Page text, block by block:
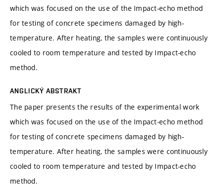
which was focused on the use of the Impact-echo method
for testing of concrete specimens damaged by high-
temperature. After heating, the samples were continuously
cooled to room temperature and tested by Impact-echo
method.
ANGLICKÝ ABSTRAKT
The paper presents the results of the experimental work
which was focused on the use of the Impact-echo method
for testing of concrete specimens damaged by high-
temperature. After heating, the samples were continuously
cooled to room temperature and tested by Impact-echo
method.